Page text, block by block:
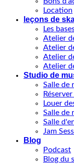
Location
leçons de
Les
Atelier
Atelier
Atelier
Atelier
Studio de
Salle de
Louer
Salle de
Salle
Jam
Blog
Podcast
Blog du